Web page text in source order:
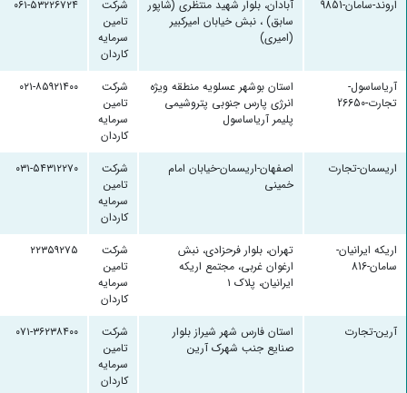
اروند-سامان-9851
آبادان، بلوار شهید منتظری (شاپور
سابق) ، نبش خیابان امیرکبیر
(امیری)
شرکت
تامین
سرمایه
کاردان
۰۶۱-۵۳۲۲۶۷۲۴
آریاساسول-
تجارت-26650
استان بوشهر عسلویه منطقه ویژه
انرژ‌ی پارس جنوبی پتروشیمی
پلیمر آریاساسول
شرکت
تامین
سرمایه
کاردان
۰۲۱-۸۵۹۲۱۴۰۰
اریسمان-تجارت
اصفهان-اریسمان-خیابان امام
خمینی
شرکت
تامین
سرمایه
کاردان
۰۳۱-۵۴۳۱۲۲۷۰
اریکه ایرانیان-
سامان-816
تهران، بلوار فرحزادی، نبش
ارغوان غربی، مجتمع اریکه
ایرانیان، پلاک ۱
شرکت
تامین
سرمایه
کاردان
۲۲۳۵۹۲۷۵
آرین-تجارت
استان فارس شهر شیراز بلوار
صنایع جنب شهرک آرین
شرکت
تامین
سرمایه
کاردان
۰۷۱-۳۶۲۳۸۴۰۰